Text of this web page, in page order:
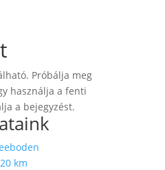
Próbálja meg
használja a fenti
a bejegyzést.
km